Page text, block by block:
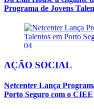
Programa de Jovens
04
AÇÃO SOCIAL
Netcenter Lança
Porto Seguro com o CIEE